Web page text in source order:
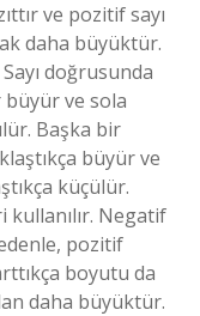
ve pozitif sayı
daha büyüktür.
doğrusunda
büyür ve sola
Başka bir
büyür ve
küçülür.
kullanılır. Negatif
pozitif
boyutu da
daha büyüktür.